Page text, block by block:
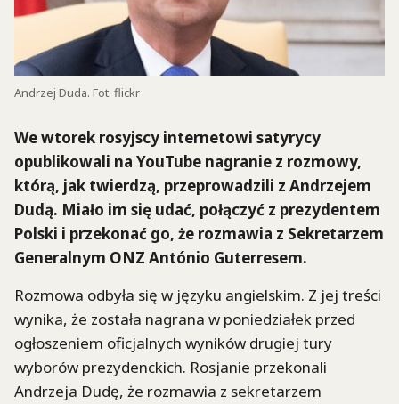
Andrzej Duda. Fot. flickr
We wtorek rosyjscy internetowi satyrycy
opublikowali na YouTube nagranie z rozmowy,
którą, jak twierdzą, przeprowadzili z Andrzejem
Dudą. Miało im się udać, połączyć z prezydentem
Polski i przekonać go, że rozmawia z Sekretarzem
Generalnym ONZ António Guterresem.
Rozmowa odbyła się w języku angielskim. Z jej treści
wynika, że została nagrana w poniedziałek przed
ogłoszeniem oficjalnych wyników drugiej tury
wyborów prezydenckich. Rosjanie przekonali
Andrzeja Dudę, że rozmawia z sekretarzem